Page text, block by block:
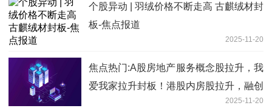
个股异动 | 羽绒价格不断走高 古麒绒材封
板-焦点报道
2025-11-20
焦点热门:A股房地产服务概念股拉升，我
爱我家拉升封板！港股内房股拉升，融创
中国涨超7%，碧桂园涨超5%，远洋集团
2025-11-20